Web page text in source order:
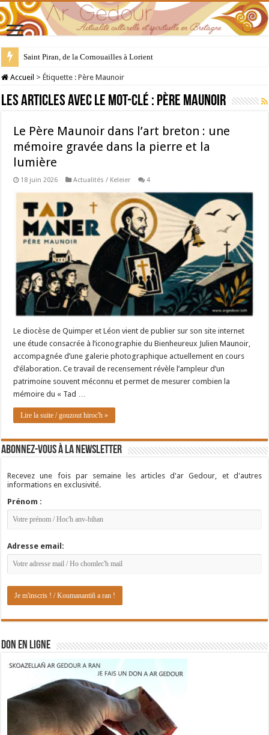
Saint Piran, de la Cornouailles à Lorient
28 juillet : Saint Samson de Dol, père de la Bretagne chrétienne
Accueil > Étiquette :Père Maunoir
Les articles avec le mot-clé : Père Maunoir
Le Père Maunoir dans l’art breton : une
mémoire gravée dans la pierre et la
lumière
18 juin 2026 Actualités / Keleier 4
Le diocèse de Quimper et Léon vient de publier sur son site internet
une étude consacrée à l’iconographie du Bienheureux Julien Maunoir,
accompagnée d’une galerie photographique actuellement en cours
d’élaboration. Ce travail de recensement révèle l’ampleur d’un
patrimoine souvent méconnu et permet de mesurer combien la
mémoire du « Tad …
Lire la suite / gouzout hiroc'h »
Abonnez-vous à la newsletter
Recevez une fois par semaine les articles d'ar Gedour, et d'autres
informations en exclusivité.
Prénom :
Adresse email:
DON EN LIGNE